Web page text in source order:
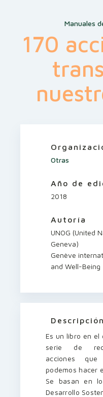
Manuales
170
Otras
Año de
2018
Autoría
UNOG (United
Geneva)
Genève
and Well-Being
Es un libro en el
serie de
acciones
podemos hacer
Se basan en
Desarrollo